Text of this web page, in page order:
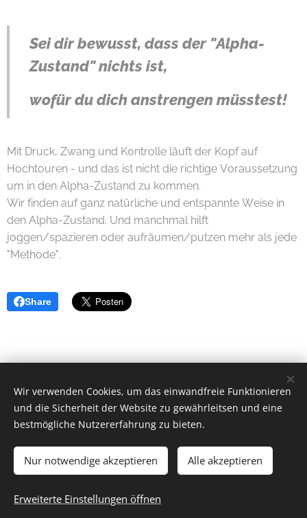
Sei dir bewusst, dass der "Alpha-
Zustand" nichts ist,
wofür du dich anstrengen müsstest!
Mit Druck, Zwang und Kontrolle läuft der Kopf auf
Hochtouren - und das ist nicht die richtige Voraussetzung
um in den Alpha-Zustand zu kommen.
Wir finden auf ganz natürliche und entspannte Weise in
den Alpha-Zustand. Und manchmal hilft
joggen/spazieren oder aufräumen/putzen mehr als jede
"Methode".
Share
Elisabeth Wieden
0660 7671510
Impressum, AGB´s, Datenschutz & Cookie-Richtlinien
Cookies
Wir verwenden Cookies, um das einwandfreie Funktionieren
und die Sicherheit der Website zu gewährleitsen und eine
bestmögliche Nutzererfahrung zu bieten.
Nur notwendige akzeptieren Alle akzeptieren
Erweiterte Einstellungen öffnen